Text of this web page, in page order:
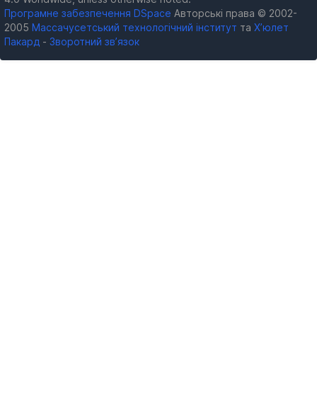
Програмне забезпечення DSpace Авторські права © 2002-
2005 Массачусетський технологічний інститут та Х’юлет
Пакард - Зворотний зв’язок